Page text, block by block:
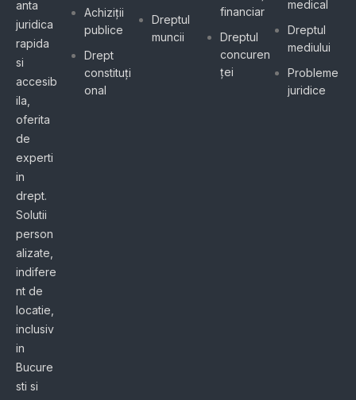
anta
juridica
rapida
si
accesib
ila,
oferita
de
experti
in
drept.
Solutii
person
alizate,
indifere
nt de
locatie,
inclusiv
in
Bucure
sti si
Achiziții
publice
Drept
constituți
onal
Dreptul
muncii
financiar
Dreptul
concuren
ței
medical
Dreptul
mediului
Probleme
juridice